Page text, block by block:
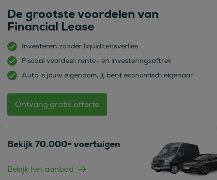
De grootste voordelen van
Financial Lease
Investeren zonder liquiditeitsverlies
Fiscaal voordeel: rente- en investeringsaftrek
Auto is jouw eigendom, jij bent economisch eigenaar
Ontvang gratis offerte
Bekijk 70.000+ voertuigen
Bekijk het aanbod